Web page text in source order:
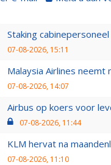
Staking
07-08-2026, 15:11
Malaysia Airlines
07-08-2026, 14:07
Airbus op koers voor
07-08-2026, 11:44
KLM hervat na
07-08-2026, 11:10